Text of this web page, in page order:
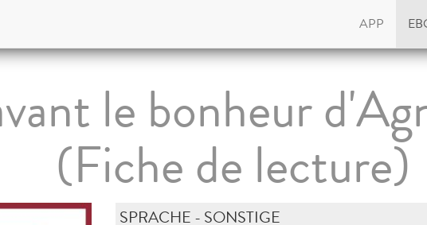
APP
le bonheur
(Fiche de lecture)
SPRACHE - SONSTIGE